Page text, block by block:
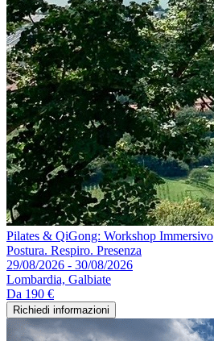
Pilates & QiGong: Workshop Immersivo
Postura. Respiro. Presenza
29/08/2026 - 30/08/2026
Lombardia, Galbiate
Da 190 €
Richiedi informazioni